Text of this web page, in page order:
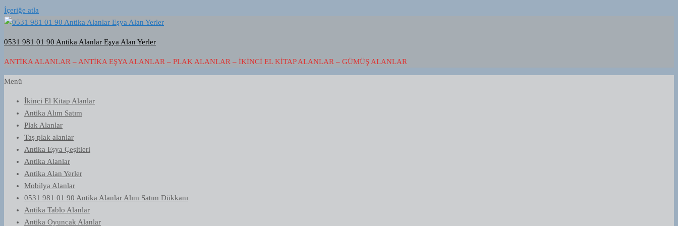
İçeriğe atla
0531 981 01 90 Antika Alanlar Eşya Alan Yerler
ANTIKA ALANLAR – ANTIKA EŞYA ALANLAR – PLAK ALANLAR – İKINCI EL KITAP ALANLAR – GÜMÜŞ ALANLAR
Menü
İkinci El Kitap Alanlar
Antika Alım Satım
Plak Alanlar
Taş plak alanlar
Antika Eşya Çeşitleri
Antika Alanlar
Antika Alan Yerler
Mobilya Alanlar
0531 981 01 90 Antika Alanlar Alım Satım Dükkanı
Antika Tablo Alanlar
Antika Oyuncak Alanlar